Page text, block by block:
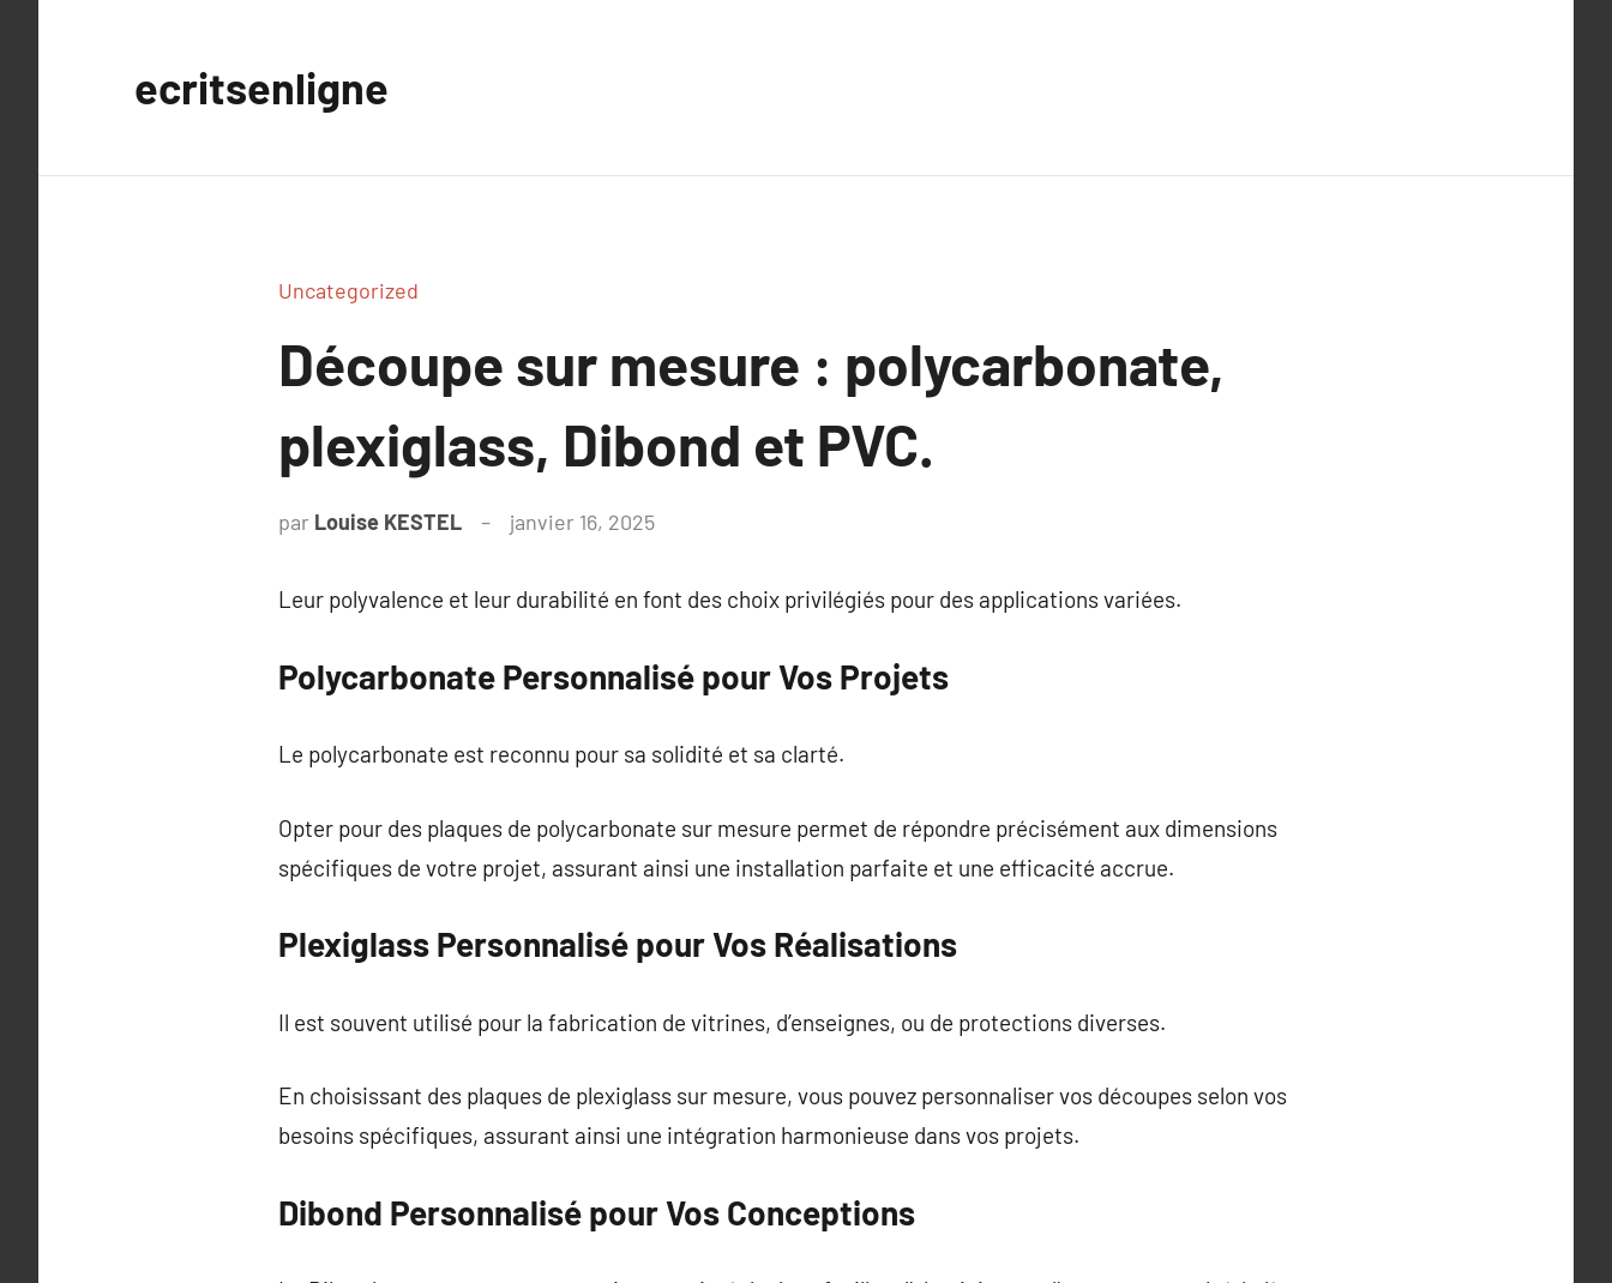
ecritsenligne
Uncategorized
Découpe sur mesure : polycarbonate,
plexiglass, Dibond et PVC.
par Louise KESTEL janvier 16, 2025
Leur polyvalence et leur durabilité en font des choix privilégiés pour des applications variées.
Polycarbonate Personnalisé pour Vos Projets
Le polycarbonate est reconnu pour sa solidité et sa clarté.
Opter pour des plaques de polycarbonate sur mesure permet de répondre précisément aux dimensions
spécifiques de votre projet, assurant ainsi une installation parfaite et une efficacité accrue.
Plexiglass Personnalisé pour Vos Réalisations
Il est souvent utilisé pour la fabrication de vitrines, d’enseignes, ou de protections diverses.
En choisissant des plaques de plexiglass sur mesure, vous pouvez personnaliser vos découpes selon vos
besoins spécifiques, assurant ainsi une intégration harmonieuse dans vos projets.
Dibond Personnalisé pour Vos Conceptions